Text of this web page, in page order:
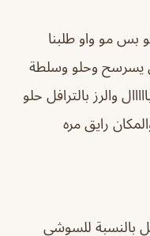
بس مو واو طلبنا
يسرسح وحلو وسلطة
والرز بالترافل حلو
رايق مره
بالنسبة للسوشي